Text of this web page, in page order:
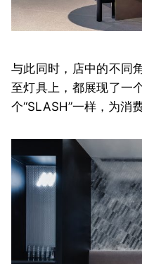
与此同时，店中的不同
至灯具上，都展现了一
个“SLASH”一样，为消